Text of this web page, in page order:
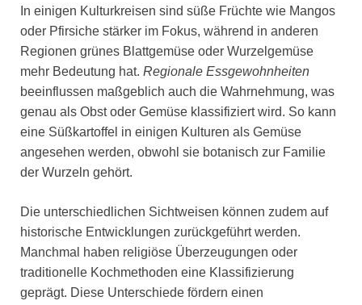
In einigen Kulturkreisen sind süße Früchte wie Mangos
oder Pfirsiche stärker im Fokus, während in anderen
Regionen grünes Blattgemüse oder Wurzelgemüse
mehr Bedeutung hat. Regionale Essgewohnheiten
beeinflussen maßgeblich auch die Wahrnehmung, was
genau als Obst oder Gemüse klassifiziert wird. So kann
eine Süßkartoffel in einigen Kulturen als Gemüse
angesehen werden, obwohl sie botanisch zur Familie
der Wurzeln gehört.
Die unterschiedlichen Sichtweisen können zudem auf
historische Entwicklungen zurückgeführt werden.
Manchmal haben religiöse Überzeugungen oder
traditionelle Kochmethoden eine Klassifizierung
geprägt. Diese Unterschiede fördern einen